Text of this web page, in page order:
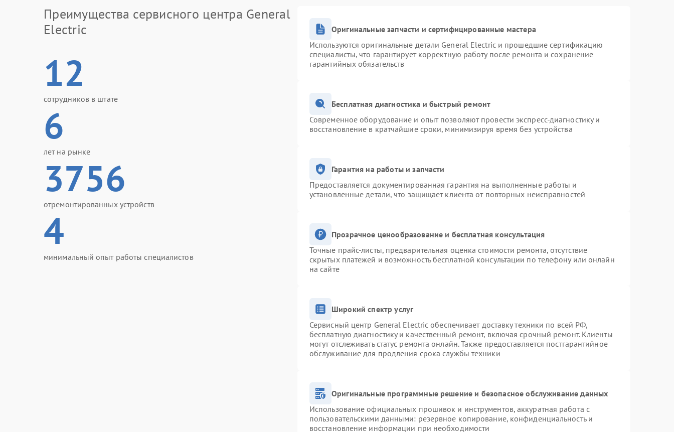
Преимущества сервисного центра General
Electric
12
сотрудников в штате
6
лет на рынке
3756
отремонтированных устройств
4
минимальный опыт работы специалистов
Оригинальные запчасти и сертифицированные мастера
Используются оригинальные детали General Electric и прошедшие сертификацию
специалисты, что гарантирует корректную работу после ремонта и сохранение
гарантийных обязательств
Бесплатная диагностика и быстрый ремонт
Современное оборудование и опыт позволяют провести экспресс-диагностику и
восстановление в кратчайшие сроки, минимизируя время без устройства
Гарантия на работы и запчасти
Предоставляется документированная гарантия на выполненные работы и
установленные детали, что защищает клиента от повторных неисправностей
Прозрачное ценообразование и бесплатная консультация
Точные прайс-листы, предварительная оценка стоимости ремонта, отсутствие
скрытых платежей и возможность бесплатной консультации по телефону или онлайн
на сайте
Широкий спектр услуг
Сервисный центр General Electric обеспечивает доставку техники по всей РФ,
бесплатную диагностику и качественный ремонт, включая срочный ремонт. Клиенты
могут отслеживать статус ремонта онлайн. Также предоставляется постгарантийное
обслуживание для продления срока службы техники
Оригинальные программные решение и безопасное обслуживание данных
Использование официальных прошивок и инструментов, аккуратная работа с
пользовательскими данными: резервное копирование, конфиденциальность и
восстановление информации при необходимости